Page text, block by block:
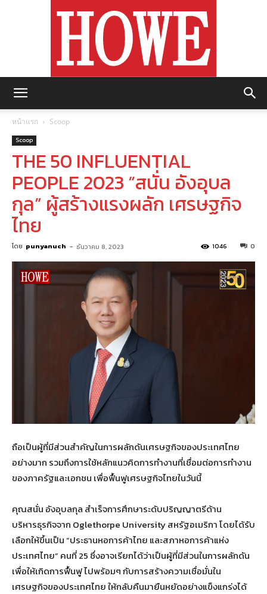
หน้าแรก Scoop
Scoop
THE 50 INFLUENTIAL
PEOPLE 2023 “สนั่น อังอุบล
กุล” ผู้สร้างแรงผลัก เศรษฐกิจ
ไทย
โดย punyanuch - ธันวาคม 8, 2023 0
1046
ถือเป็นผู้ที่มีส่วนสำคัญในการผลักดันเศรษฐกิจของประเทศไทย
อย่างมาก รวมถึงการใช้หลักแนวคิดการทำงานที่เชื่อมต่อการทำงาน
ของภาครัฐและเอกชน เพื่อฟื้นฟูเศรษฐกิจไทยในวันนี้
คุณสนั่น อังอุบลกุล สำเร็จการศึกษาระดับปริญญาตรีด้าน
บริหารธุรกิจจาก Oglethorpe University สหรัฐอเมริกา โดยได้รับ
เลือกให้ขึ้นเป็น “ประธานหอการค้าไทย และสภาหอการค้าแห่ง
ประเทศไทย” คนที่ 25 ซึ่งอาจเรียกได้ว่าเป็นผู้ที่มีส่วนในการผลักดัน
เพื่อให้เกิดการฟื้นฟู ไปพร้อมๆ กับการสร้างความเชื่อมั่นใน
เศรษฐกิจของประเทศไทย ให้กลับคืนมายืนหยัดอย่างแข็งแกร่งได้